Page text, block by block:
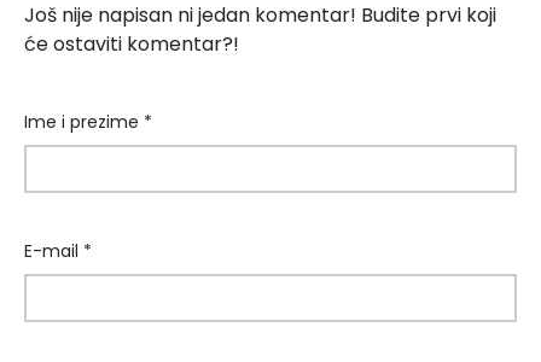
Još nije napisan ni jedan komentar! Budite prvi koji
će ostaviti komentar?!
Ime i prezime *
E-mail *